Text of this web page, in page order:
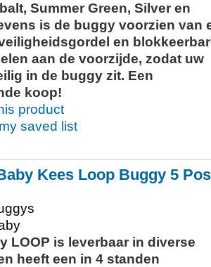
Summer Green, Silver en
is de buggy voorzien van
en
aan de voorzijde, zodat uw
in de buggy zit. Een
koop!
product
saved list
Kees Loop Buggy 5 Pos
LOOP is leverbaar in diverse
heeft een in 4 standen